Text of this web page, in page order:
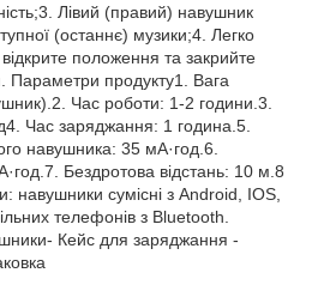
Лівий (правий) навушник
(останнє) музики;4. Легко
відкрите положення та закрийте
Параметри продукту1. Вага
Час роботи: 1-2 години.3.
Час заряджання: 1 година.5.
навушника: 35 мА·год.6.
Бездротова відстань: 10 м.8
навушники сумісні з Android, IOS,
телефонів з Bluetooth.
Кейс для заряджання -